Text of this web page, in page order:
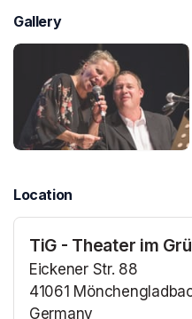
Gallery
Location
TiG - Theater im
Eickener Str. 88
41061
Germany